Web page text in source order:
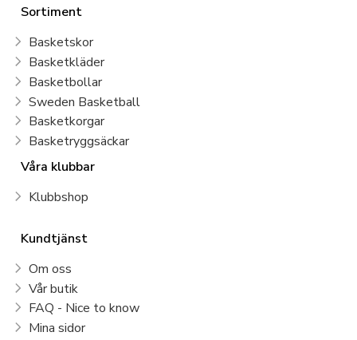
Sortiment
Basketskor
Basketkläder
Basketbollar
Sweden Basketball
Basketkorgar
Basketryggsäckar
Våra klubbar
Klubbshop
Kundtjänst
Om oss
Vår butik
FAQ - Nice to know
Mina sidor